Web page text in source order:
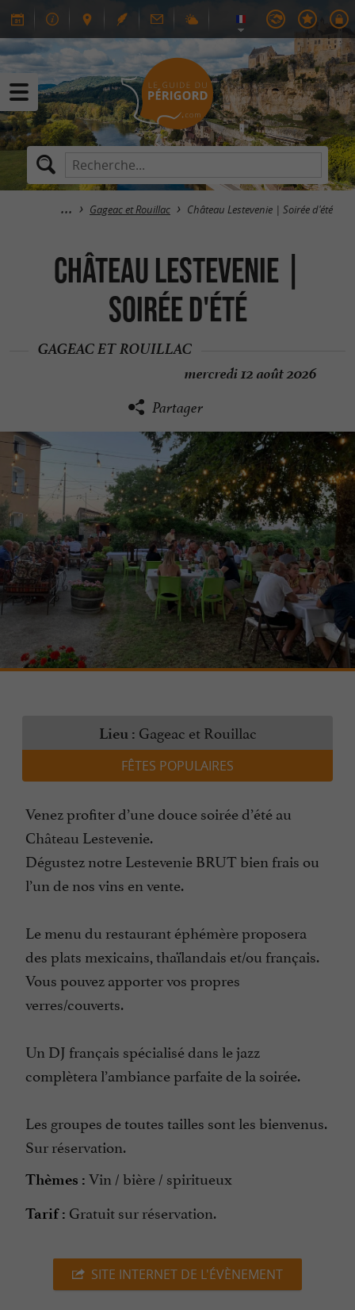
Gageac et Rouillac Château Lestevenie | Soirée d'été
Château Lestevenie |
Soirée d'été
GAGEAC ET ROUILLAC
mercredi 12 août 2026
Partager
Lieu : Gageac et Rouillac
FÊTES POPULAIRES
Venez profiter d’une douce soirée d’été au
Château Lestevenie.
Dégustez notre Lestevenie BRUT bien frais ou
l’un de nos vins en vente.
Le menu du restaurant éphémère proposera
des plats mexicains, thaïlandais et/ou français.
Vous pouvez apporter vos propres
verres/couverts.
Un DJ français spécialisé dans le jazz
complètera l’ambiance parfaite de la soirée.
Les groupes de toutes tailles sont les bienvenus.
Sur réservation.
Thèmes : Vin / bière / spiritueux
Tarif : Gratuit sur réservation.
SITE INTERNET DE L'ÉVÈNEMENT